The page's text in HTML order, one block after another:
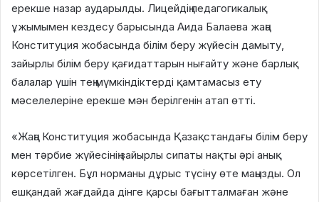
ерекше назар аударылды. Лицейдің педагогикалық
ұжымымен кездесу барысында Аида Балаева жаңа
Конституция жобасында білім беру жүйесін дамыту,
зайырлы білім беру қағидаттарын нығайту және барлық
балалар үшін тең мүмкіндіктерді қамтамасыз ету
мәселелеріне ерекше мән берілгенін атап өтті.
«Жаңа Конституция жобасында Қазақстандағы білім беру
мен тәрбие жүйесінің зайырлы сипаты нақты әрі анық
көрсетілген. Бұл норманы дұрыс түсіну өте маңызды. Ол
ешқандай жағдайда дінге қарсы бағытталмаған және